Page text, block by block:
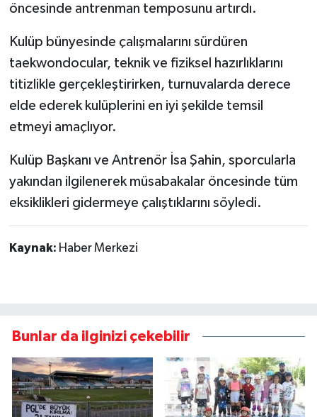
öncesinde antrenman temposunu artırdı.
Kulüp bünyesinde çalışmalarını sürdüren
taekwondocular, teknik ve fiziksel hazırlıklarını
titizlikle gerçekleştirirken, turnuvalarda derece
elde ederek kulüplerini en iyi şekilde temsil
etmeyi amaçlıyor.
Kulüp Başkanı ve Antrenör İsa Şahin, sporcularla
yakından ilgilenerek müsabakalar öncesinde tüm
eksiklikleri gidermeye çalıştıklarını söyledi.
Kaynak: Haber Merkezi
Bunlar da ilginizi çekebilir